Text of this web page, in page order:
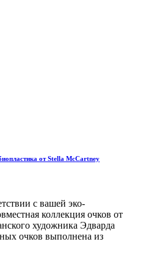
от Stella McCartney
с вашей эко-
коллекция очков от
художника Эдварда
очков выполнена из